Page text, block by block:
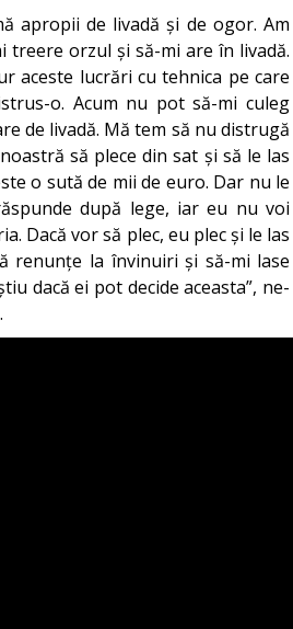
apropii de livadă și de ogor. Am
treere orzul și să-mi are în livadă.
aceste lucrări cu tehnica pe care
o. Acum nu pot să-mi culeg
de livadă. Mă tem să nu distrugă
să plece din sat și să le las
o sută de mii de euro. Dar nu le
după lege, iar eu nu voi
Dacă vor să plec, eu plec și le las
renunțe la învinuiri și să-mi lase
dacă ei pot decide aceasta”, ne-